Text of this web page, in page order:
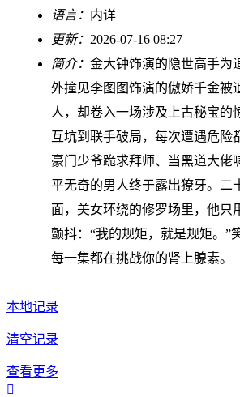
语言： 内详
更新： 2026-07-16 08:27
简介： 金大钟饰演的隐世高手为
外撞见李图图饰演的傲娇千金被
人，却卷入一场涉及上古秘宝的
互坑到联手破局，每次遭遇危
豪门少爷跪求拜师、当黑道大佬
平无奇的男人终于露出獠牙。二
面，美女环绕的修罗场里，他只
颤抖：“我的规矩，就是规矩。”
每一集都在挑战你的肾上腺素。
本地记录
清空记录
查看更多
